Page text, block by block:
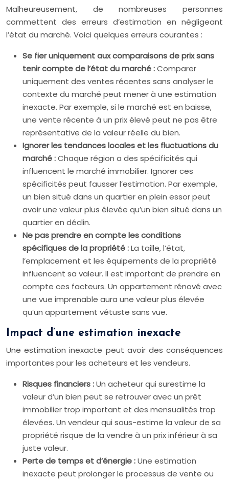
Malheureusement, de nombreuses personnes
commettent des erreurs d’estimation en négligeant
l’état du marché. Voici quelques erreurs courantes :
Se fier uniquement aux comparaisons de prix sans
tenir compte de l’état du marché :Comparer
uniquement des ventes récentes sans analyser le
contexte du marché peut mener à une estimation
inexacte. Par exemple, si le marché est en baisse,
une vente récente à un prix élevé peut ne pas être
représentative de la valeur réelle du bien.
Ignorer les tendances locales et les fluctuations du
marché :Chaque région a des spécificités qui
influencent le marché immobilier. Ignorer ces
spécificités peut fausser l’estimation. Par exemple,
un bien situé dans un quartier en plein essor peut
avoir une valeur plus élevée qu’un bien situé dans un
quartier en déclin.
Ne pas prendre en compte les conditions
spécifiques de la propriété :La taille, l’état,
l’emplacement et les équipements de la propriété
influencent sa valeur. Il est important de prendre en
compte ces facteurs. Un appartement rénové avec
une vue imprenable aura une valeur plus élevée
qu’un appartement vétuste sans vue.
Impact d’une estimation inexacte
Une estimation inexacte peut avoir des conséquences
importantes pour les acheteurs et les vendeurs.
Risques financiers :Un acheteur qui surestime la
valeur d’un bien peut se retrouver avec un prêt
immobilier trop important et des mensualités trop
élevées. Un vendeur qui sous-estime la valeur de sa
propriété risque de la vendre à un prix inférieur à sa
juste valeur.
Perte de temps et d’énergie :Une estimation
inexacte peut prolonger le processus de vente ou